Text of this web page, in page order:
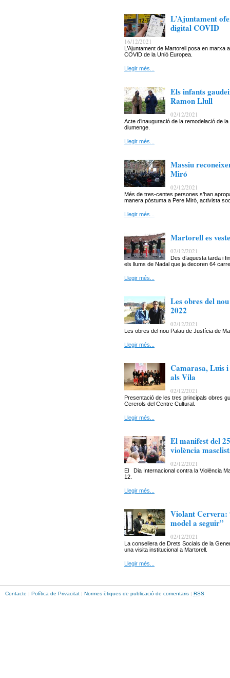
L’Ajuntament
digital COVID
16/12/2021
L’Ajuntament de Martorell posa en marxa
COVID de la Unió Europea.
Llegir més...
Els infants
Ramon Llull
02/12/2021
Acte d’inauguració de la remodelació de
diumenge.
Llegir més...
Massiu
Miró
02/12/2021
Més de tres-centes persones s’han
manera pòstuma a Pere Miró, activista
Llegir més...
Martorell es
02/12/2021
Des d’aquesta tarda i
els llums de Nadal que ja decoren 64
Llegir més...
Les obres del
2022
02/12/2021
Les obres del nou Palau de Justícia de
Llegir més...
Camarasa, Luis i
als Vila
02/12/2021
Presentació de les tres principals obres
Cererols del Centre Cultural.
Llegir més...
El manifest del
violència
02/12/2021
El Dia Internacional contra la Violència
12.
Llegir més...
Violant Cervera:
model a seguir”
02/12/2021
La consellera de Drets Socials de la
una visita institucional a Martorell.
Llegir més...
Contacte | Política de Privacitat | Normes ètiques de publicació de comentaris | RSS